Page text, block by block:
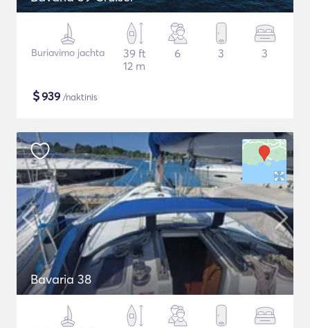
Buriavimo jachta
39 ft
12 m
6 3 3
$939 /naktinis
Bavaria 38